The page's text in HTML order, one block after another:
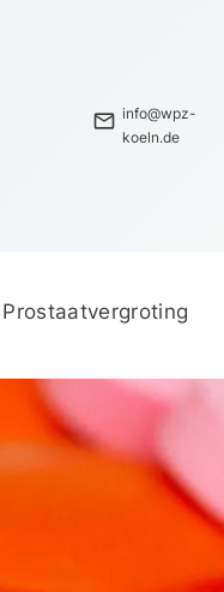
mail info@wpz-
koeln.de
Prostaatvergroting